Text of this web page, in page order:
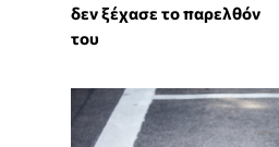
δεν ξέχασε το παρελθόν
του